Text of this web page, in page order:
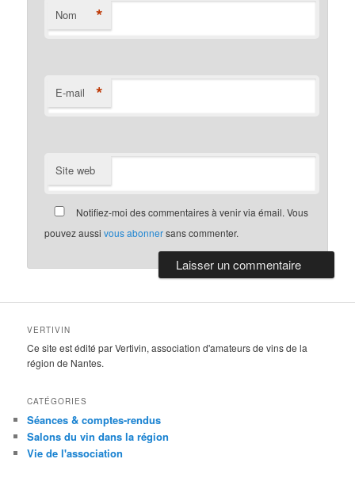
Nom *
E-mail *
Site web
Notifiez-moi des commentaires à venir via émail. Vous
pouvez aussivous abonnersans commenter.
VERTIVIN
Ce site est édité par Vertivin, association d'amateurs de vins de la
région de Nantes.
CATÉGORIES
Séances & comptes-rendus
Salons du vin dans la région
Vie de l'association